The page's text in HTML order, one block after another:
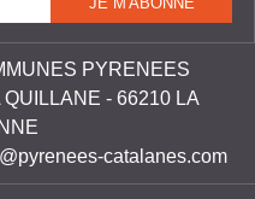
PYRENEES
QUILLANE - 66210 LA
catalanes.com